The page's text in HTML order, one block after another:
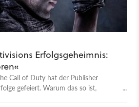
Erfolgsgeheimnis:
Call of Duty hat der Publisher
gefeiert. Warum das so ist,